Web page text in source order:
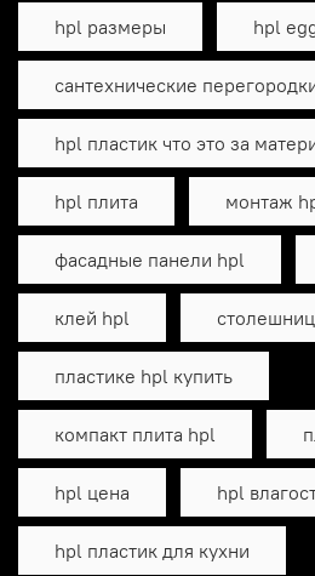
hpl размеры hpl
сантехнические
hpl пластик что это за
hpl плита монтаж
фасадные панели hpl
клей hpl
пластике hpl купить
компакт плита hpl
hpl цена hpl
hpl пластик для кухни